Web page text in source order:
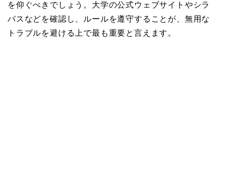
を仰ぐべきでしょう。大学の公式ウェブサイトやシラ
バスなどを確認し、ルールを遵守することが、無用な
トラブルを避ける上で最も重要と言えます。